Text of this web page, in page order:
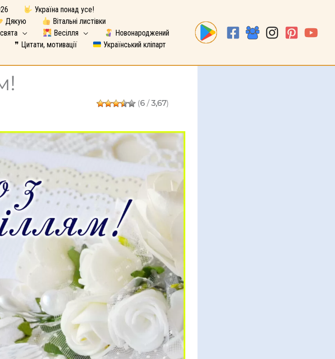
Україна понад усе!
Дякую
Вітальні листівки
Весілля
Новонароджений
❞ Цитати, мотивації
Український кліпарт
(6 /3,67)